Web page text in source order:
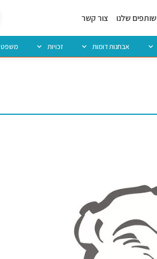
שותפים שלנו צור קשר
אבחנות דומות זכויות משפט